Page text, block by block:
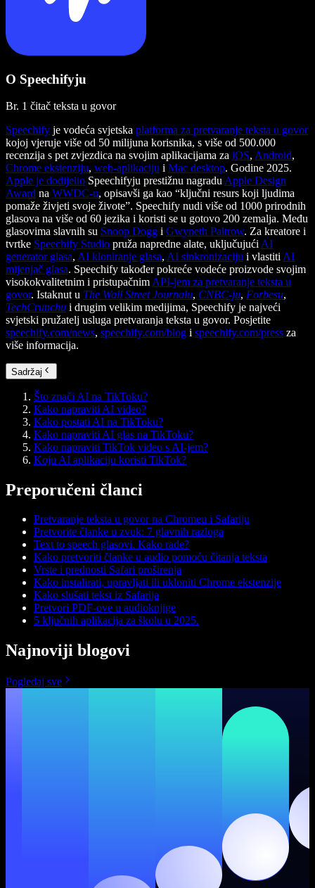
O Speechifyju
Br. 1 čitač teksta u govor
Speechify je vodeća svjetska platforma za pretvaranje teksta u govor
kojoj vjeruje više od 50 milijuna korisnika, s više od 500.000
recenzija s pet zvjezdica na svojim aplikacijama za iOS, Android,
Chrome ekstenziju, web-aplikaciju i Mac desktop. Godine 2025.
Apple je dodijelio Speechifyju prestižnu nagradu Apple Design
Award na WWDC-u, opisavši ga kao “ključni resurs koji ljudima
pomaže živjeti svoje živote”. Speechify nudi više od 1000 prirodnih
glasova na više od 60 jezika i koristi se u gotovo 200 zemalja. Među
glasovima slavnih su Snoop Dogg i Gwyneth Paltrow. Za kreatore i
tvrtke Speechify Studio pruža napredne alate, uključujući AI
generator glasa, AI kloniranje glasa, AI sinkronizaciju i vlastiti AI
mijenjač glasa. Speechify također pokreće vodeće proizvode svojim
visokokvalitetnim i pristupačnim API-jem za pretvaranje teksta u
govor. Istaknut u The Wall Street Journalu, CNBC-ju, Forbesu,
TechCrunchu i drugim velikim medijima, Speechify je najveći
svjetski pružatelj usluga pretvaranja teksta u govor. Posjetite
speechify.com/news, speechify.com/blog i speechify.com/press za
više informacija.
Sadržaj
Što znači AI na TikToku?
Kako napraviti AI video?
Kako postati AI na TikToku?
Kako napraviti AI glas na TikToku?
Kako napraviti TikTok video s AI-jem?
Koju AI aplikaciju koristi TikTok?
Preporučeni članci
Pretvaranje teksta u govor na Chromeu i Safariju
Pretvorite članke u zvuk: 7 glavnih razloga
Text to speech glasovi. Kako rade?
Kako pretvoriti članke u audio pomoću čitanja teksta
Vrste i prednosti Safari proširenja
Kako instalirati, upravljati ili ukloniti Chrome ekstenzije
Kako slušati tekst iz Safarija
Pretvori PDF-ove u audioknjige
5 ključnih aplikacija za školu u 2025.
Najnoviji blogovi
Pogledaj sve